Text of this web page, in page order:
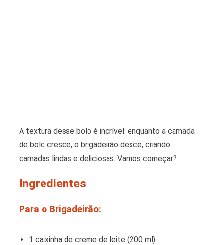
A textura desse bolo é incrível: enquanto a camada
de bolo cresce, o brigadeirão desce, criando
camadas lindas e deliciosas. Vamos começar?
Ingredientes
Para o Brigadeirão:
1 caixinha de creme de leite (200 ml)